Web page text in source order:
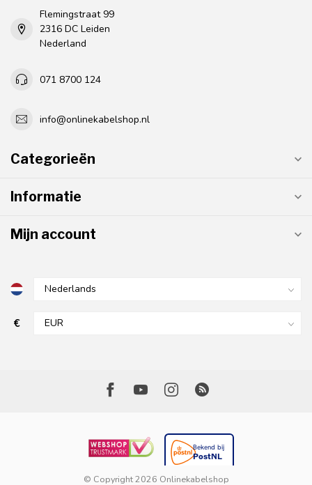
Flemingstraat 99
2316 DC Leiden
Nederland
071 8700 124
info@onlinekabelshop.nl
Categorieën
Informatie
Mijn account
€
© Copyright 2026 Onlinekabelshop